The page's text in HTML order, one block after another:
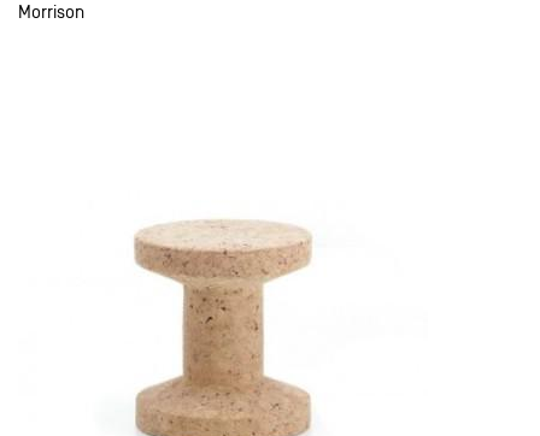
Morrison